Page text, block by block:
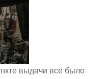
выдачи всё было